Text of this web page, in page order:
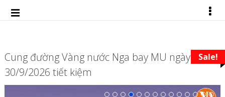
Cung đường Vàng nước Nga bay MU ngày
30/9/2026 tiết kiệm
Sale!